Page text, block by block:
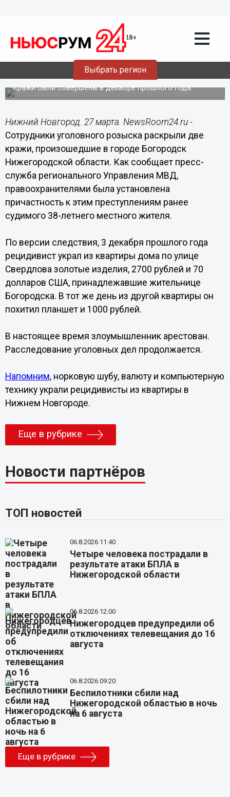
Выбрать регион
27.03.201922:44
Рубли, валюту, золото и планшет украл
рецидивист в Богородске
Кражи были совершены в декабре прошлого года.
Нижний Новгород. 27 марта. NewsRoom24.ru -
Сотрудники уголовного розыска раскрыли две
кражи, произошедшие в городе Богородск
Нижегородской области. Как сообщает пресс-
служба регионального Управления МВД,
правоохранителями была установлена
причастность к этим преступлениям ранее
судимого 38-летнего местного жителя.
По версии следствия, 3 декабря прошлого года
рецидивист украл из квартиры дома по улице
Свердлова золотые изделия, 2700 рублей и 70
долларов США, принадлежавшие жительнице
Богородска. В тот же день из другой квартиры он
похитил планшет и 1000 рублей.
В настоящее время злоумышленник арестован.
Расследование уголовных дел продолжается.
Напомним, норковую шубу, валюту и компьютерную
технику украли рецидивисты из квартиры в
Нижнем Новгороде.
Еще в рубрике
Новости партнёров
ТОП новостей
06.8.2026 11:40
Четыре человека пострадали в
результате атаки БПЛА в
Нижегородской области
06.8.2026 12:00
Нижегородцев предупредили об
отключениях телевещания до 16
августа
06.8.2026 09:20
Беспилотники сбили над
Нижегородской областью в ночь
на 6 августа
Еще в рубрике